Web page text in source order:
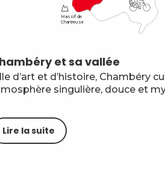
Massif de
Chartreuse
et sa vallée
d’art et d’histoire, Chambéry
singulière, douce et
Lire la suite